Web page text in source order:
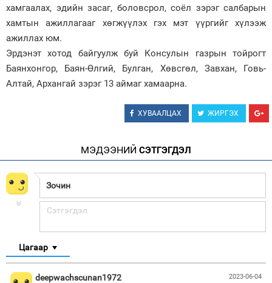
хамгаалах, эдийн засаг, боловсрол, соёл зэрэг салбарын
хамтын ажиллагааг хөгжүүлэх гэх мэт үүргийг хүлээж
ажиллах юм.
Эрдэнэт хотод байгуулж буй Консулын газрын тойрогт
Баянхонгор, Баян-Өлгий, Булган, Хөвсгөл, Завхан, Говь-
Алтай, Архангай зэрэг 13 аймаг хамаарна.
ХУВААЛЦАХ ЖИРГЭХ
МЭДЭЭНИЙ СЭТГЭГДЭЛ
Цагаар
2023-06-04
deepwachscunan1972